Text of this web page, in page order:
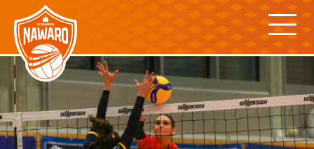
content